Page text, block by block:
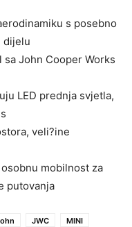
s posebno
dijelu
John Cooper Works
LED prednja svjetla,
veli?ine
mobilnost za
putovanja
JWC
MINI